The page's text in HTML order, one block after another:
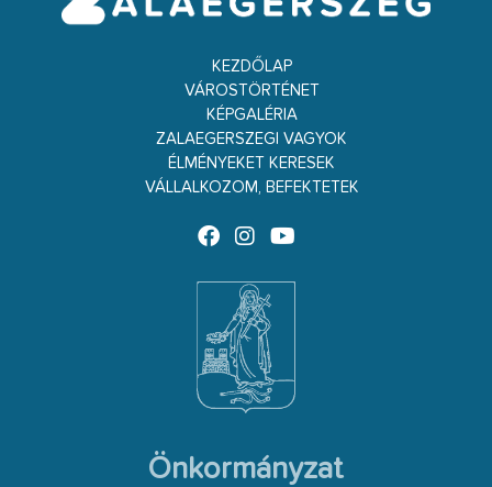
KEZDŐLAP
VÁROSTÖRTÉNET
KÉPGALÉRIA
ZALAEGERSZEGI VAGYOK
ÉLMÉNYEKET KERESEK
VÁLLALKOZOM, BEFEKTETEK
Önkormányzat